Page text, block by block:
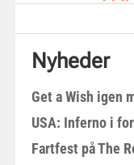
Nyheder
Get a Wish igen
USA: Inferno i
Fartfest på The